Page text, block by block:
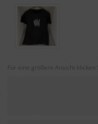
Für eine größere Ansicht klicken